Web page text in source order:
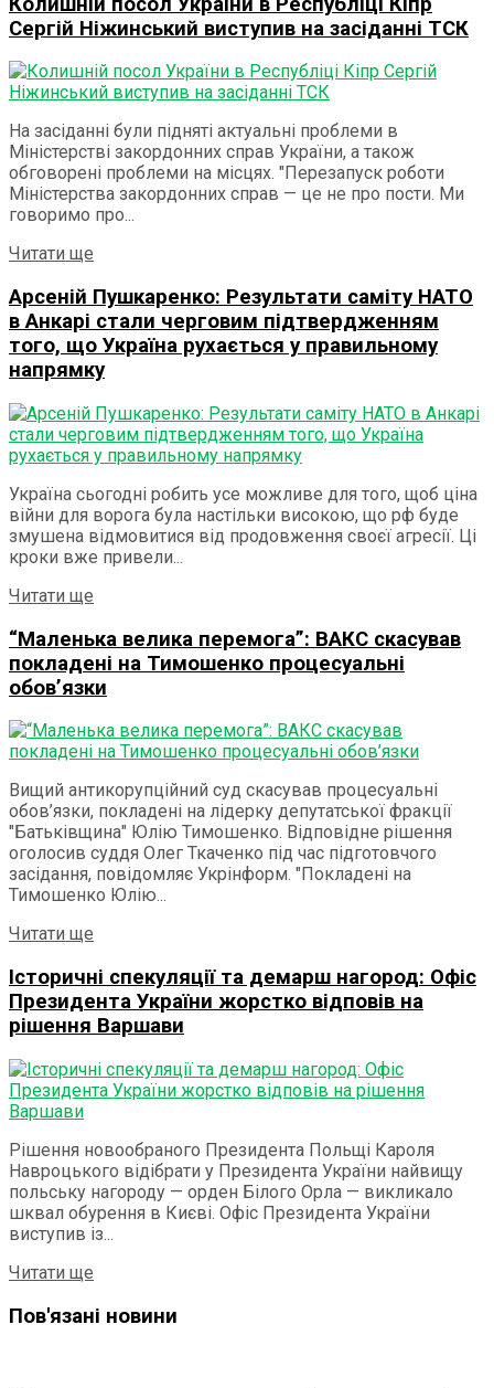
Сергій Ніжинський виступив на засіданні ТСК
На засіданні були підняті актуальні проблеми в
Міністерстві закордонних справ України, а також
обговорені проблеми на місцях. "Перезапуск роботи
Міністерства закордонних справ — це не про пости. Ми
говоримо про...
Читати ще
Арсеній Пушкаренко: Результати саміту НАТО
в Анкарі стали черговим підтвердженням
того, що Україна рухається у правильному
напрямку
Україна сьогодні робить усе можливе для того, щоб ціна
війни для ворога була настільки високою, що рф буде
змушена відмовитися від продовження своєї агресії. Ці
кроки вже привели...
Читати ще
“Маленька велика перемога”: ВАКС скасував
покладені на Тимошенко процесуальні
обов’язки
Вищий антикорупційний суд скасував процесуальні
обов’язки, покладені на лідерку депутатської фракції
"Батьківщина" Юлію Тимошенко. Відповідне рішення
оголосив суддя Олег Ткаченко під час підготовчого
засідання, повідомляє Укрінформ. "Покладені на
Тимошенко Юлію...
Читати ще
Історичні спекуляції та демарш нагород: Офіс
Президента України жорстко відповів на
рішення Варшави
Рішення новообраного Президента Польщі Кароля
Навроцького відібрати у Президента України найвищу
польську нагороду — орден Білого Орла — викликало
шквал обурення в Києві. Офіс Президента України
виступив із...
Читати ще
Пов'язані новини